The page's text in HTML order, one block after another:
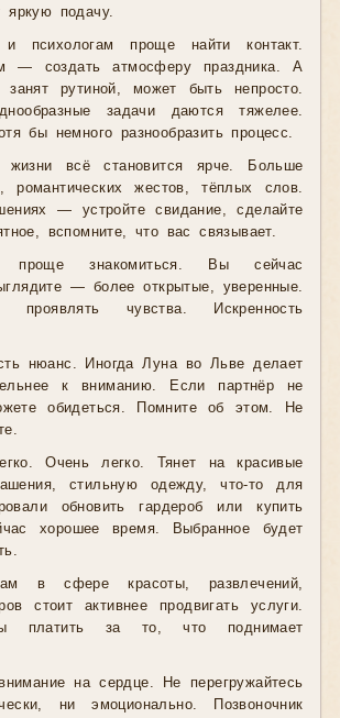
яркую подачу.
и психологам проще найти контакт.
— создать атмосферу праздника. А
рутиной, может быть непросто.
задачи даются тяжелее.
бы немного разнообразить процесс.
всё становится ярче. Больше
романтических жестов, тёплых слов.
— устройте свидание, сделайте
вспомните, что вас связывает.
проще знакомиться. Вы сейчас
— более открытые, уверенные.
чувства. Искренность
нюанс. Иногда Луна во Льве делает
к вниманию. Если партнёр не
обидеться. Помните об этом. Не
Очень легко. Тянет на красивые
стильную одежду, что-то для
обновить гардероб или купить
хорошее время. Выбранное будет
в сфере красоты, развлечений,
стоит активнее продвигать услуги.
платить за то, что поднимает
на сердце. Не перегружайтесь
ни эмоционально. Позвоночник